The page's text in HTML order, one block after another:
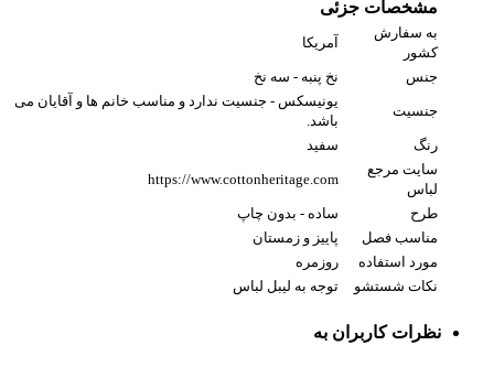
مشخصات جزئی
به سفارش
کشور
آمریکا
جنس نخ پنبه - سه نخ
جنسیت
یونیسکس - جنسیت ندارد و مناسب خانم ها و آقایان می
باشد.
رنگ
سفید
سایت مرجع
لباس
https://www.cottonheritage.com
طرح
ساده - بدون چاپ
مناسب فصل
پاییز و زمستان
مورد استفاده
روزمره
نکات شستشو
توجه به لیبل لباس
نظرات کاربران به